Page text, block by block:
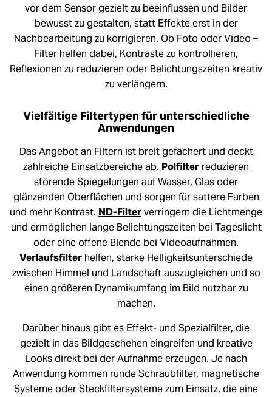
vor dem Sensor gezielt zu beeinflussen und Bilder
bewusst zu gestalten, statt Effekte erst in der
Nachbearbeitung zu korrigieren. Ob Foto oder Video –
Filter helfen dabei, Kontraste zu kontrollieren,
Reflexionen zu reduzieren oder Belichtungszeiten kreativ
zu verlängern.
Vielfältige Filtertypen für unterschiedliche
Anwendungen
Das Angebot an Filtern ist breit gefächert und deckt
zahlreiche Einsatzbereiche ab. Polfilter reduzieren
störende Spiegelungen auf Wasser, Glas oder
glänzenden Oberflächen und sorgen für sattere Farben
und mehr Kontrast. ND-Filterverringern die Lichtmenge
und ermöglichen lange Belichtungszeiten bei Tageslicht
oder eine offene Blende bei Videoaufnahmen.
Verlaufsfilter helfen, starke Helligkeitsunterschiede
zwischen Himmel und Landschaft auszugleichen und so
einen größeren Dynamikumfang im Bild nutzbar zu
machen.
Darüber hinaus gibt es Effekt- und Spezialfilter, die
gezielt in das Bildgeschehen eingreifen und kreative
Looks direkt bei der Aufnahme erzeugen. Je nach
Anwendung kommen runde Schraubfilter, magnetische
Systeme oder Steckfiltersysteme zum Einsatz, die eine